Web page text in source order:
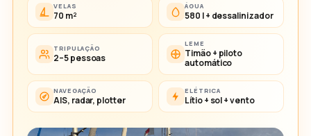
VELAS
70 m²
ÁGUA
580 l + dessalinizador
TRIPULAÇÃO
2–5 pessoas
LEME
Timão + piloto
automático
NAVEGAÇÃO
AIS, radar, plotter
ELÉTRICA
Lítio + sol + vento